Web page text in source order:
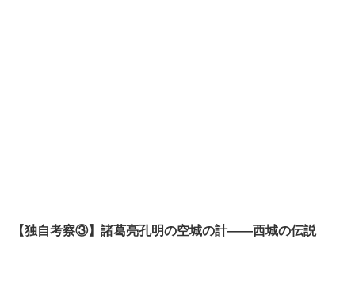
【独自考察③】諸葛亮孔明の空城の計——西城の伝説